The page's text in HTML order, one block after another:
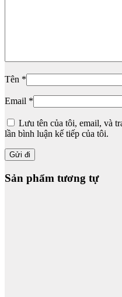
Tên *
Email *
Lưu tên của tôi, email, và
lần bình luận kế tiếp của tôi.
Sản phẩm tương tự